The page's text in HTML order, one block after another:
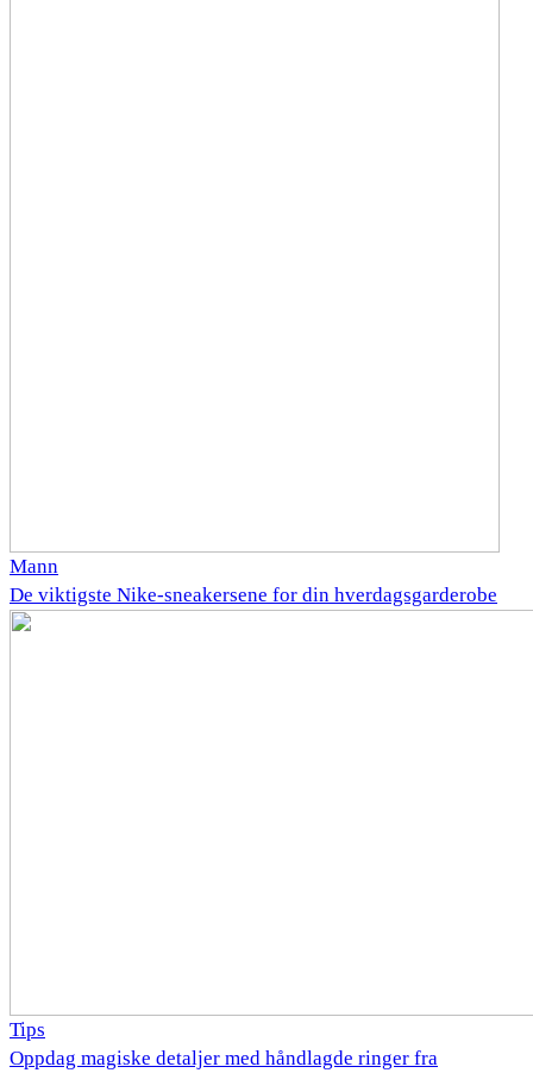
Mann
De viktigste Nike-sneakersene for din hverdagsgarderobe
Tips
Oppdag magiske detaljer med håndlagde ringer fra